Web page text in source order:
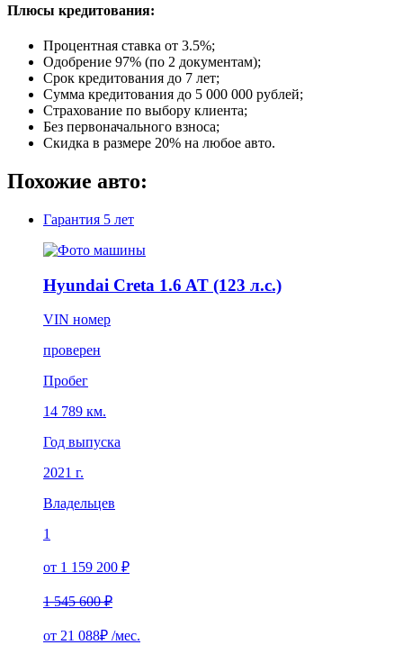
Плюсы кредитования:
Процентная ставка от 3.5%;
Одобрение 97% (по 2 документам);
Срок кредитования до 7 лет;
Сумма кредитования до 5 000 000 рублей;
Страхование по выбору клиента;
Без первоначального взноса;
Скидка в размере 20% на любое авто.
Похожие авто:
Гарантия 5 лет
Hyundai Creta 1.6 AT (123 л.с.)
VIN номер
проверен
Пробег
14 789 км.
Год выпуска
2021 г.
Владельцев
1
от 1 159 200 ₽
1 545 600 ₽
от 21 088₽ /мес.